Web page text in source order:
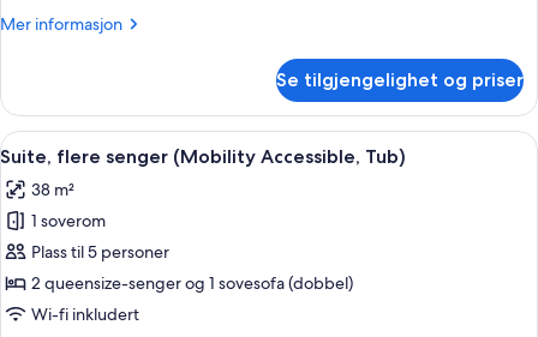
med
Accessible)
Mer informasjon
Mer
1
kingsize-
seng
sovesofa
(Hearing
Accessible)
Se tilgjengelighet og priser
Åpne
alle
bildene
av
Suite,
flere
senger
Sengetøy av topp kvalitet,
5
Suite, flere senger (Mobility Accessible, Tub)
38 m²
1 soverom
Plass til 5 personer
2 queensize-senger og 1 sovesofa (dobbel)
Wi-fi inkludert